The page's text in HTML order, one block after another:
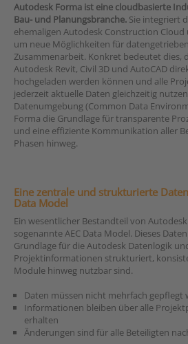
Autodesk Forma ist eine cloudbasierte
Bau- und Planungsbranche. Sie integriert
ehemaligen Autodesk Construction
um neue Möglichkeiten für
Zusammenarbeit. Konkret bedeutet dies,
Autodesk Revit, Civil 3D und AutoCAD
hochgeladen werden können und alle
jederzeit aktuelle Daten gleichzeitig
Datenumgebung (Common Data
Forma die Grundlage für transparente
und eine effiziente Kommunikation aller
Phasen hinweg.
Eine zentrale und strukturierte
Data Model
Ein wesentlicher Bestandteil von
sogenannte AEC Data Model. Dieses
Grundlage für die Autodesk Datenlogik
Projektinformationen strukturiert,
Module hinweg nutzbar sind.
Daten müssen nicht mehrfach gepflegt
Informationen bleiben über alle
erhalten
Änderungen sind für alle Beteiligten